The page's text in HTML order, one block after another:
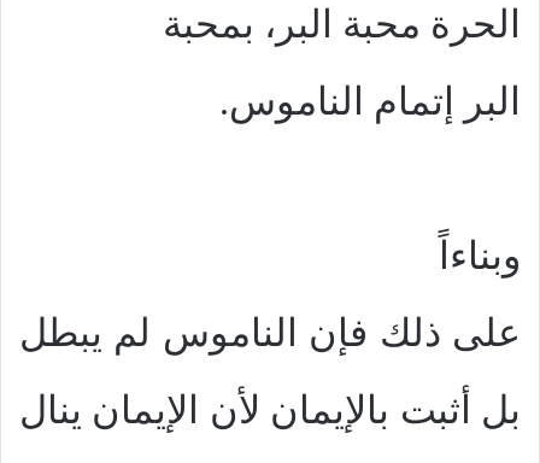
الحرة محبة البر، بمحبة
البر إتمام الناموس.
وبناءاً
على ذلك فإن الناموس لم يبطل
بل أثبت بالإيمان لأن الإيمان ينال